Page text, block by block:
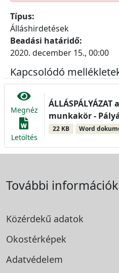
Típus:
Álláshirdetések
Beadási határidő:
2020. december 15., 00:00
Kapcsolódó
Megnéz
Letöltés
munkakör -
22 KB Word
További információk
Közérdekű adatok
Okostérképek
Adatvédelem